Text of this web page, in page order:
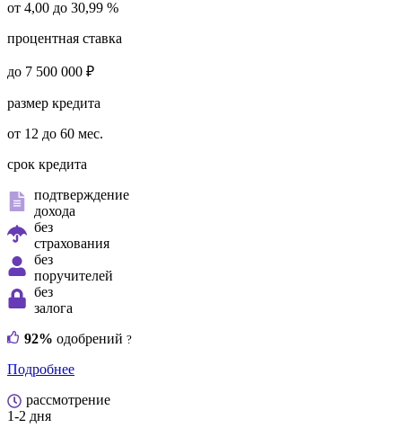
от 4,00 до 30,99 %
процентная ставка
до 7 500 000 ₽
размер кредита
от 12 до 60 мес.
срок кредита
подтверждение
дохода
без
страхования
без
поручителей
без
залога
92% одобрений ?
Подробнее
рассмотрение
1-2 дня